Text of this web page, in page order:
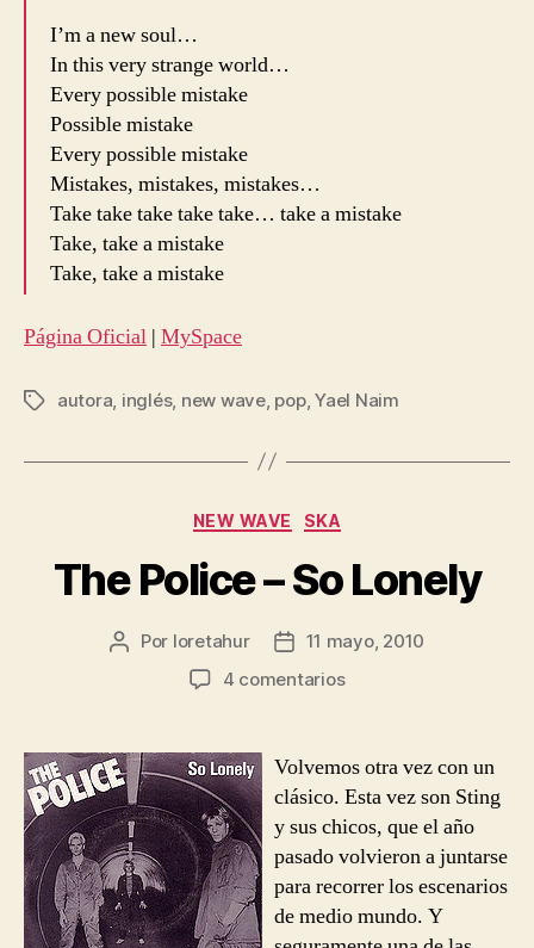
I’m a new soul…
In this very strange world…
Every possible mistake
Possible mistake
Every possible mistake
Mistakes, mistakes, mistakes…
Take take take take take… take a mistake
Take, take a mistake
Take, take a mistake
Página Oficial | MySpace
Etiquetas
autora, inglés, new wave, pop,Yael Naim
Categorías
NEW WAVE SKA
The Police – So Lonely
Autor
Por loretahur
Fecha
de
11 mayo, 2010
4 comentariosen
Lonely
Volvemos otra vez con un
clásico. Esta vez son Sting
y sus chicos, que el año
pasado volvieron a juntarse
para recorrer los escenarios
de medio mundo. Y